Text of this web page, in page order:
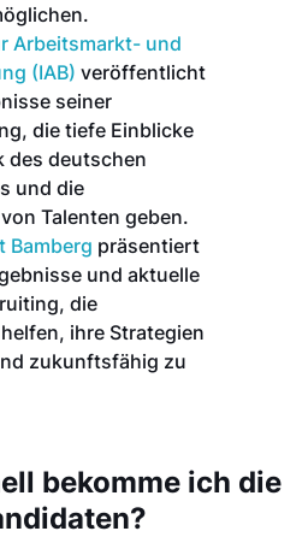
Arbeitsmarkt- und
(IAB) veröffentlicht
seiner
die tiefe Einblicke
des deutschen
und die
Talenten geben.
Bamberg präsentiert
und aktuelle
die
ihre Strategien
zukunftsfähig zu
bekomme ich die